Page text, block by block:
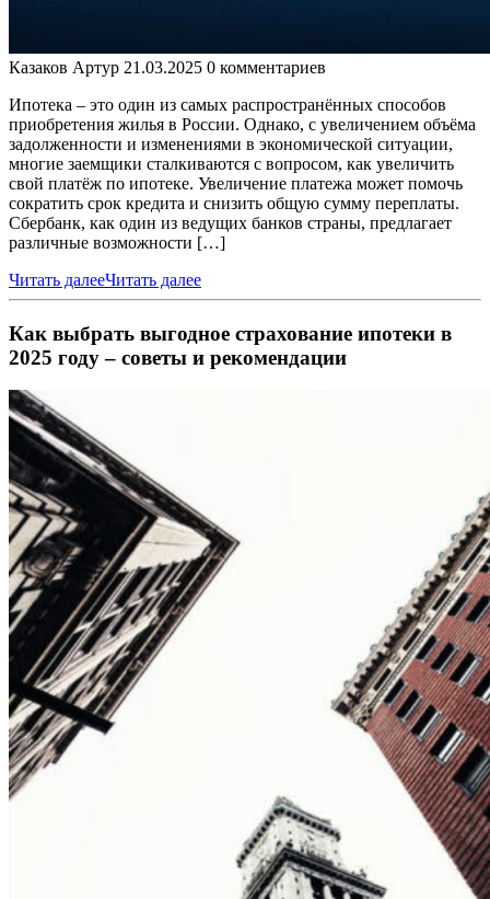
Казаков Артур 21.03.2025 0 комментариев
Ипотека – это один из самых распространённых способов
приобретения жилья в России. Однако, с увеличением объёма
задолженности и изменениями в экономической ситуации,
многие заемщики сталкиваются с вопросом, как увеличить
свой платёж по ипотеке. Увеличение платежа может помочь
сократить срок кредита и снизить общую сумму переплаты.
Сбербанк, как один из ведущих банков страны, предлагает
различные возможности […]
Читать далееЧитать далее
Как выбрать выгодное страхование ипотеки в
2025 году – советы и рекомендации